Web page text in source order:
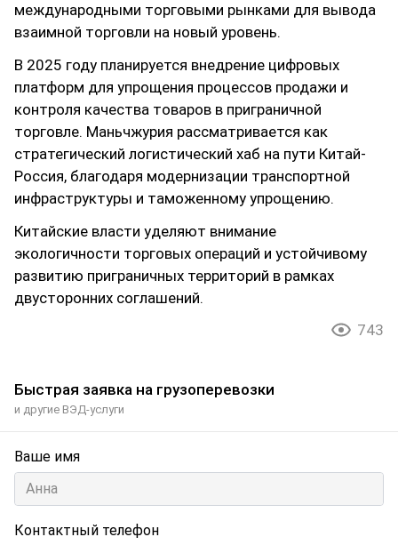
международными торговыми рынками для вывода
взаимной торговли на новый уровень.
В 2025 году планируется внедрение цифровых
платформ для упрощения процессов продажи и
контроля качества товаров в приграничной
торговле. Маньчжурия рассматривается как
стратегический логистический хаб на пути Китай-
Россия, благодаря модернизации транспортной
инфраструктуры и таможенному упрощению.
Китайские власти уделяют внимание
экологичности торговых операций и устойчивому
развитию приграничных территорий в рамках
двусторонних соглашений.
743
Быстрая заявка на грузоперевозки
и другие ВЭД-услуги
Ваше имя
Контактный телефон